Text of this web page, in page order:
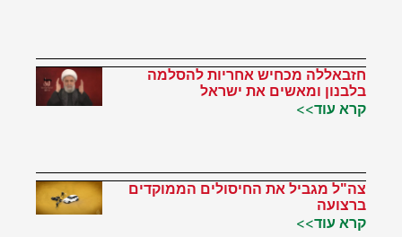
חזבאללה מכחיש אחריות להסלמה
בלבנון ומאשים את ישראל
קרא עוד>>
צה"ל מגביל את החיסולים הממוקדים
ברצועה
קרא עוד>>